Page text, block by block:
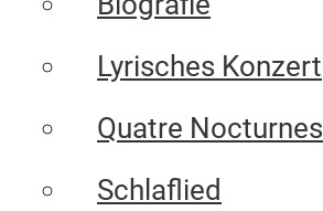
Lyrisches Konzert
Quatre Nocturnes
Schlaflied